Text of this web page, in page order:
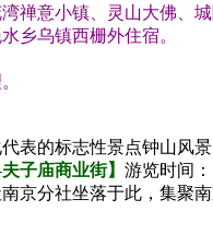
意小镇、灵山大佛、
乡乌镇西栅外住宿。
表的标志性景点钟山风
子庙商业街】 游览时间
京分社坐落于此，集聚